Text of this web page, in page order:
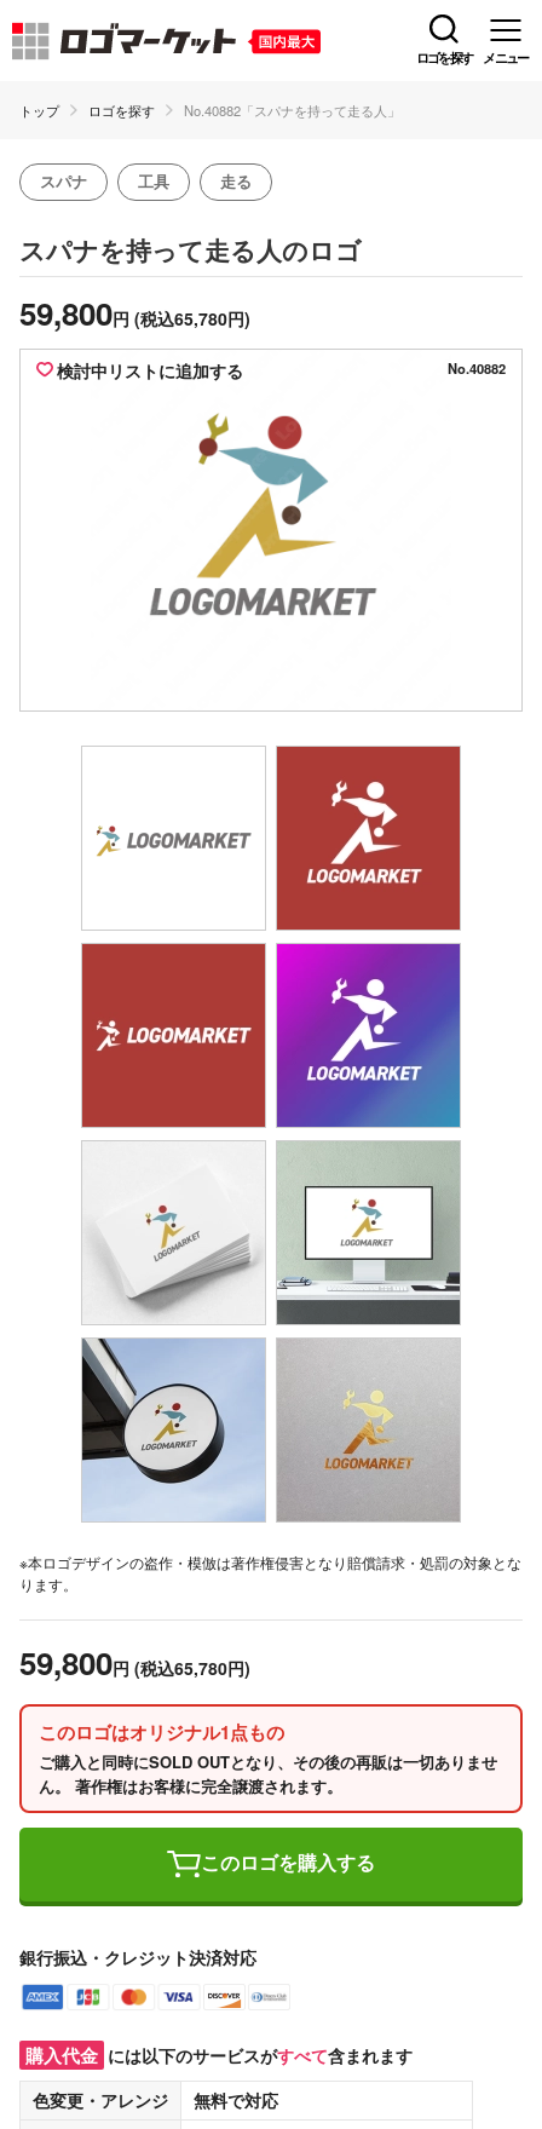
ロゴを探す メニュー
トップ ロゴを探す No.40882「スパナを持って走る人」
スパナ 工具 走る
スパナを持って走る人のロゴ
59,800円 (税込65,780円)
検討中リストに追加する No.40882
※本ロゴデザインの盗作・模倣は著作権侵害となり賠償請求・処罰の対象とな
ります。
59,800円 (税込65,780円)
このロゴはオリジナル1点もの
ご購入と同時にSOLD OUTとなり、その後の再販は一切ありませ
ん。 著作権はお客様に完全譲渡されます。
このロゴを購入する
銀行振込・クレジット決済対応
購入代金 には以下のサービスがすべて含まれます
色変更・アレンジ
無料で対応